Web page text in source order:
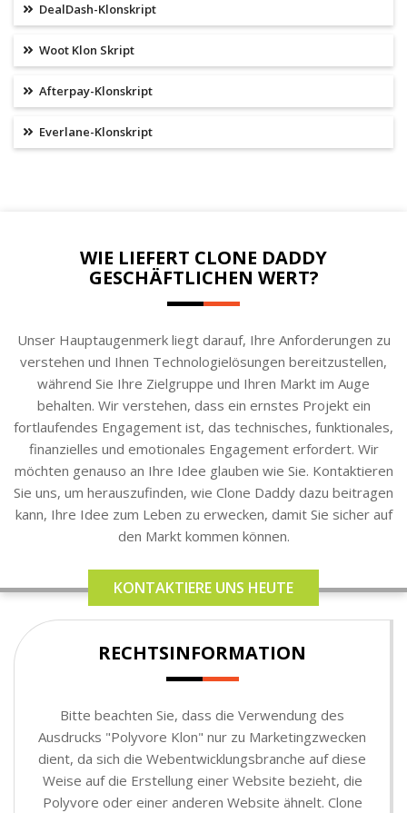
DealDash-Klonskript
Woot Klon Skript
Afterpay-Klonskript
Everlane-Klonskript
WIE LIEFERT CLONE DADDY
GESCHÄFTLICHEN WERT?
Unser Hauptaugenmerk liegt darauf, Ihre Anforderungen zu
verstehen und Ihnen Technologielösungen bereitzustellen,
während Sie Ihre Zielgruppe und Ihren Markt im Auge
behalten. Wir verstehen, dass ein ernstes Projekt ein
fortlaufendes Engagement ist, das technisches, funktionales,
finanzielles und emotionales Engagement erfordert. Wir
möchten genauso an Ihre Idee glauben wie Sie. Kontaktieren
Sie uns, um herauszufinden, wie Clone Daddy dazu beitragen
kann, Ihre Idee zum Leben zu erwecken, damit Sie sicher auf
den Markt kommen können.
KONTAKTIERE UNS HEUTE
RECHTSINFORMATION
Bitte beachten Sie, dass die Verwendung des
Ausdrucks "Polyvore Klon" nur zu Marketingzwecken
dient, da sich die Webentwicklungsbranche auf diese
Weise auf die Erstellung einer Website bezieht, die
Polyvore oder einer anderen Website ähnelt. Clone